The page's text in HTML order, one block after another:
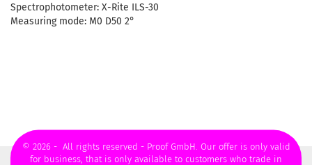
Spectrophotometer: X-Rite ILS-30
Measuring mode: M0 D50 2°
© 2026 - All rights reserved - Proof GmbH. Our offer is only valid
for business, that is only available to customers who trade in